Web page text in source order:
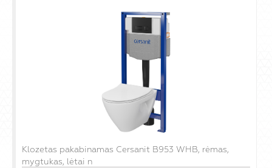
Klozetas pakabinamas Cersanit B953 WHB, rėmas,
mygtukas, lėtai n